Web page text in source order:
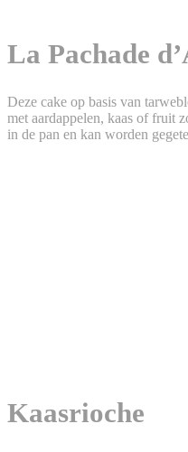
La Pachade
Deze cake op basis van
met aardappelen, kaas of fruit
in de pan en kan worden
Kaasrioche